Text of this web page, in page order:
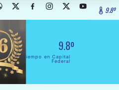
9.8º
9.8º
El Tiempo en Capital
Federal